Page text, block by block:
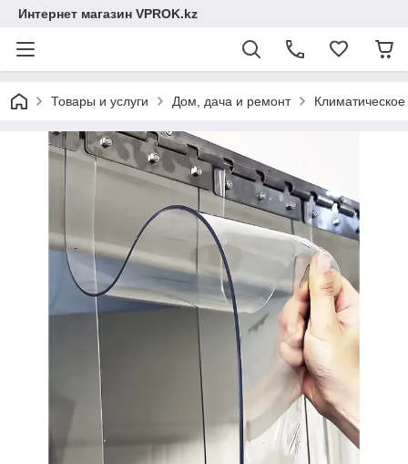
Интернет магазин VPROK.kz
Товары и услуги Дом, дача и ремонт